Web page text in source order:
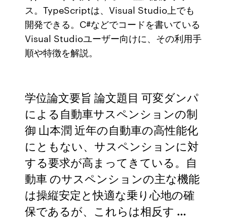
ス。TypeScriptは、Visual Studio上でも
開発できる。C#などでコードを書いている
Visual Studioユーザー向けに、その利用手
順や特徴を解説。
学位論文要旨 論文題目 可変ダンパ
による自動車サスペンションの制
御 山本潤 近年の自動車の高性能化
にともない、サスペンションに対
する要求が高まってきている。自
動車 のサスペンションの主な機能
は操縦安定と快適な乗り心地の確
保であるが、これらは相反す …